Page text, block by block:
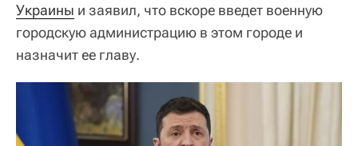
Украины и заявил, что вскоре введет военную
городскую администрацию в этом городе и
назначит ее главу.